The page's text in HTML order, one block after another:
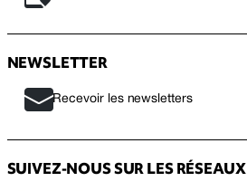
NEWSLETTER
Recevoir les newsletters
SUIVEZ-NOUS SUR LES RÉSEAUX